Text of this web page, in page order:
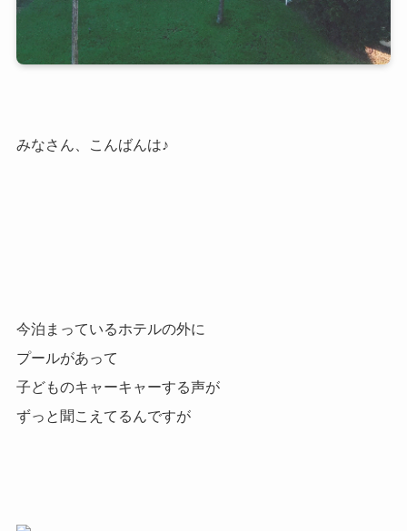
みなさん、こんばんは♪
今泊まっているホテルの外に
プールがあって
子どものキャーキャーする声が
ずっと聞こえてるんですが